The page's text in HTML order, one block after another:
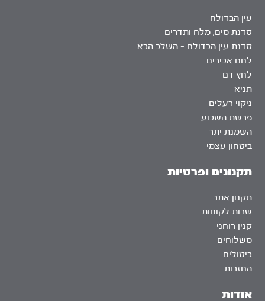
אודות
עין הבדולח
סדנת מים, מלח ותדרים
סדנת עין הבדולח – השלב הבא
לחם אבירים
לחץ דם
תניא
ניקוי רעלים
פרשת השבוע
השמנת יתר
ביטחון עצמי
תקנונים ופרטיות
תקנון אתר
שרות לקוחות
קנין רוחני
משלוחים
ביטולים
החזרות